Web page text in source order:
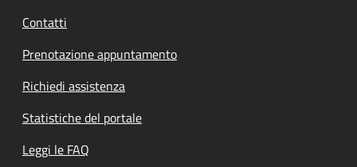
Contatti
Prenotazione appuntamento
Richiedi assistenza
Statistiche del portale
Leggi le FAQ